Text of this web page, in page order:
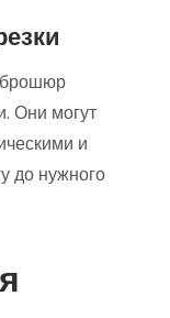
брошюр
Они могут
и
до нужного